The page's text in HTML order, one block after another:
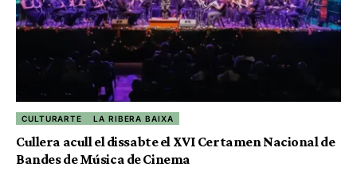
CULTURARTE LA RIBERA BAIXA
Cullera acull el dissabte el XVI Certamen Nacional de
Bandes de Música de Cinema